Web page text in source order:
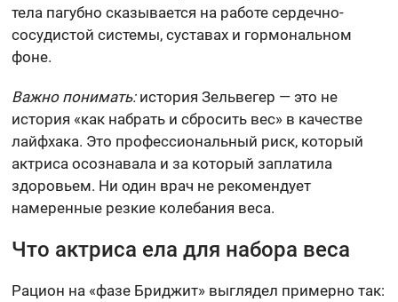
тела пагубно сказывается на работе сердечно-
сосудистой системы, суставах и гормональном
фоне.
Важно понимать:история Зельвегер — это не
история «как набрать и сбросить вес» в качестве
лайфхака. Это профессиональный риск, который
актриса осознавала и за который заплатила
здоровьем. Ни один врач не рекомендует
намеренные резкие колебания веса.
Что актриса ела для набора веса
Рацион на «фазе Бриджит» выглядел примерно так: